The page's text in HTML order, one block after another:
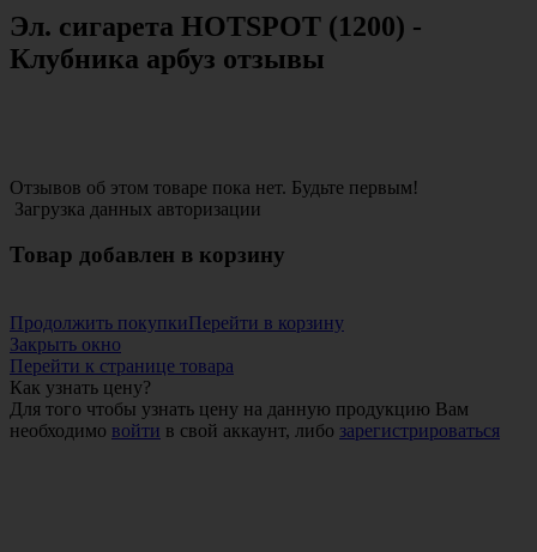
Эл. сигарета HOTSPOT (1200) -
Клубника арбуз отзывы
Отзывов об этом товаре пока нет. Будьте первым!
Загрузка данных авторизации
Товар добавлен в корзину
Продолжить покупкиПерейти в корзину
Закрыть окно
Перейти к странице товара
Как узнать цену?
Для того чтобы узнать цену на данную продукцию Вам
необходимо войти в свой аккаунт, либо зарегистрироваться